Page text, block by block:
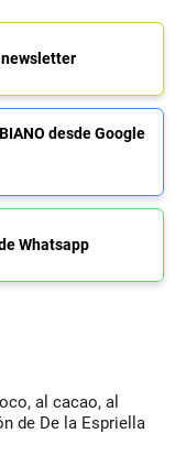
desde Google
Whatsapp
al cacao, al
de De la Espriella